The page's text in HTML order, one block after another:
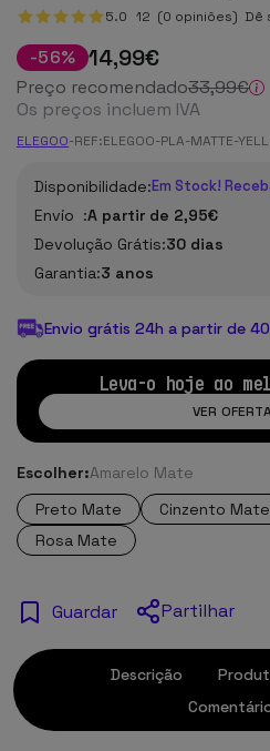
5.0 12 (0 opiniões) Dê
-56% 14,99€
Preço recomendado33,99€
Os preços incluem IVA
ELEGOO-REF:ELEGOO-PLA-MATTE-
Disponibilidade:Em Stock!
Envío :A partir de 2,95€
Devolução Grátis:30 dias
Garantia:3 anos
Envio grátis 24h a partir de
Leva-o hoje ao
VER
Escolher:Amarelo Mate
Preto Mate
Cinzento Mate
Rosa Mate
Guardar Partilhar
Descrição